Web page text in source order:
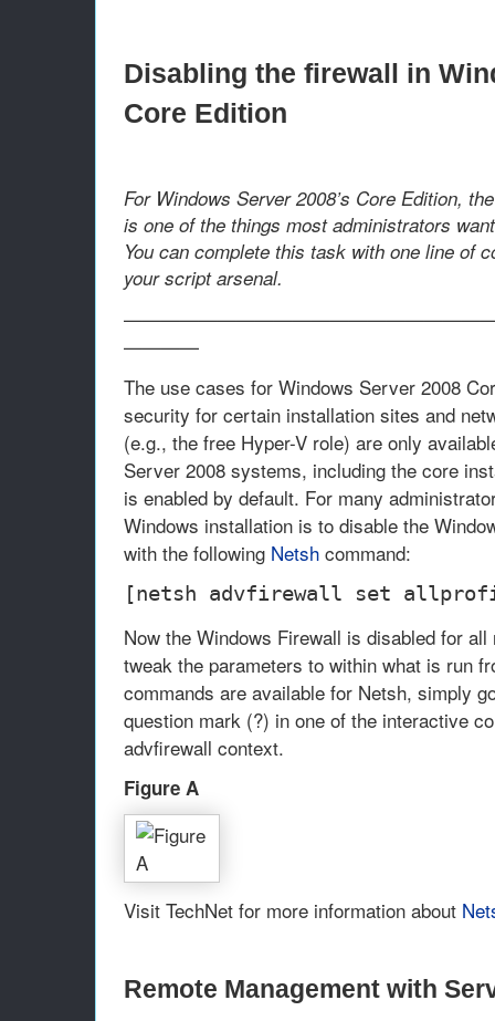
Disabling the firewall in
Core Edition
For Windows Server 2008’s Core Edition,
is one of the things most administrators
You can complete this task with one line of
your script arsenal.
————
The use cases for Windows Server 2008
security for certain installation sites and
(e.g., the free Hyper-V role) are only
Server 2008 systems, including the core
is enabled by default. For many
Windows installation is to disable the
with the following Netsh command:
[netsh advfirewall set
Now the Windows Firewall is disabled for
tweak the parameters to within what is run
commands are available for Netsh, simply
question mark (?) in one of the interactive
advfirewall context.
Figure A
Visit TechNet for more information about
Remote Management with